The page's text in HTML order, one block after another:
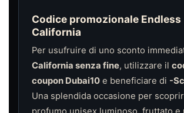
Codice promozionale Endless
California
Per usufruire di uno sconto
California senza fine, utilizzare il
coupon Dubai10e beneficiare di -
Una splendida occasione per